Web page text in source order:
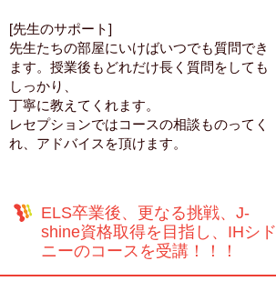
[先生のサポート]
先生たちの部屋にいけばいつでも質問でき
ます。授業後もどれだけ長く質問をしても
しっかり、
丁寧に教えてくれます。
レセプションではコースの相談ものってく
れ、アドバイスを頂けます。
ELS卒業後、更なる挑戦、J-
shine資格取得を目指し、IHシド
ニーのコースを受講！！！